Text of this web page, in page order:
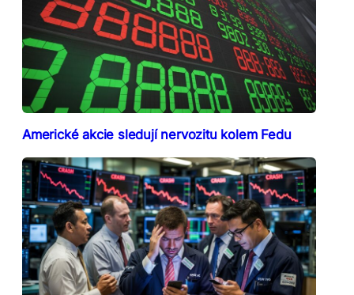
Americké akcie sledují nervozitu kolem Fedu